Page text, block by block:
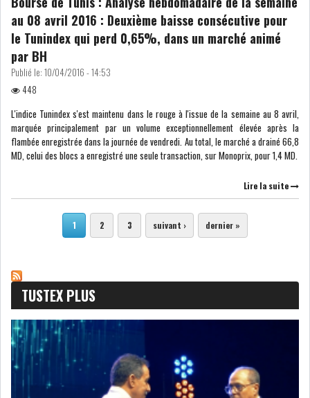
au 08 avril 2016 : Deuxième baisse consécutive pour
le Tunindex qui perd 0,65%, dans un marché animé
par BH
Publié le: 10/04/2016 - 14:53
448
L'indice Tunindex s'est maintenu dans le rouge à l'issue de la semaine au 8 avril,
marquée principalement par un volume exceptionnellement élevée après la
flambée enregistrée dans la journée de vendredi. Au total, le marché a drainé 66,8
MD, celui des blocs a enregistré une seule transaction, sur Monoprix, pour 1,4 MD.
Lire la suite
1 2 3 suivant › dernier »
TUSTEX PLUS